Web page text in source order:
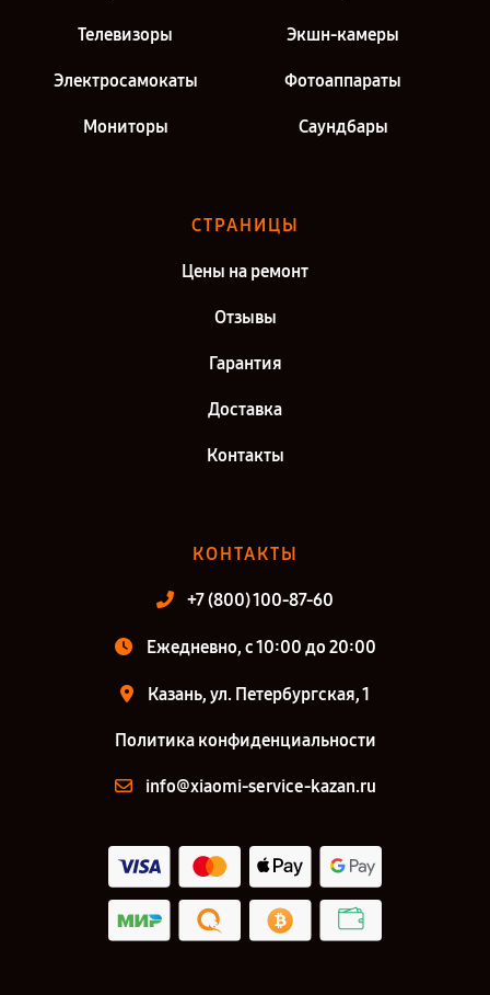
Телевизоры Экшн-камеры
Электросамокаты Фотоаппараты
Мониторы Саундбары
СТРАНИЦЫ
Цены на ремонт
Отзывы
Гарантия
Доставка
Контакты
КОНТАКТЫ
+7 (800) 100-87-60
Ежедневно, с 10:00 до 20:00
Казань, ул. Петербургская, 1
Политика конфиденциальности
info@xiaomi-service-kazan.ru